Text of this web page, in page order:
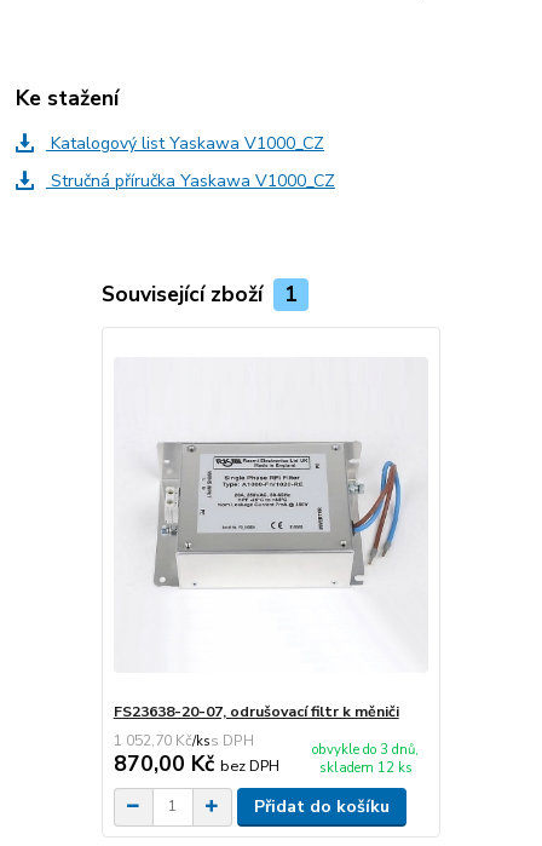
Ke stažení
Katalogový list Yaskawa V1000_CZ
Stručná příručka Yaskawa V1000_CZ
Související zboží 1
FS23638-20-07, odrušovací filtr k měniči
1 052,70 Kč/ks
870,00 Kč bez DPH
obvykle do 3 dnů,
skladem 12 ks
Přidat do košíku